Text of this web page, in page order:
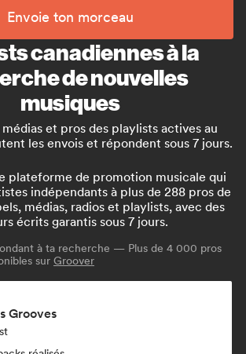
Envoie ton morceau
canadiennes à la
de nouvelles
musiques
et pros des playlists actives au
les envois et répondent sous 7 jours.
plateforme de promotion musicale qui
indépendants à plus de 288 pros de
médias, radios et playlists, avec des
écrits garantis sous 7 jours.
à ta recherche — Plus de 4 000 pros
sur Groover
Grooves